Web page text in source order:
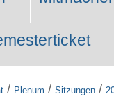
/ Plenum / Sitzungen /